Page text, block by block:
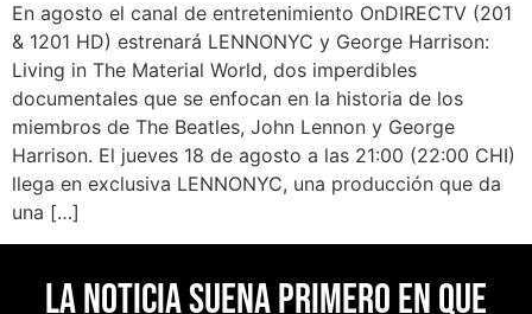
En agosto el canal de entretenimiento OnDIRECTV (201
& 1201 HD) estrenará LENNONYC y George Harrison:
Living in The Material World, dos imperdibles
documentales que se enfocan en la historia de los
miembros de The Beatles, John Lennon y George
Harrison. El jueves 18 de agosto a las 21:00 (22:00 CHI)
llega en exclusiva LENNONYC, una producción que da
una […]
La noticia suena primero en Que